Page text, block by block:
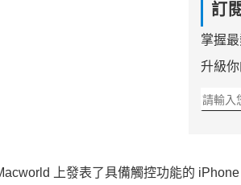
訂
掌握
升級你
上發表了具備觸控功能的